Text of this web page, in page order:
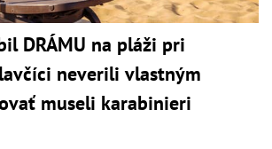
DRÁMU na pláži pri
neverili vlastným
museli karabinieri